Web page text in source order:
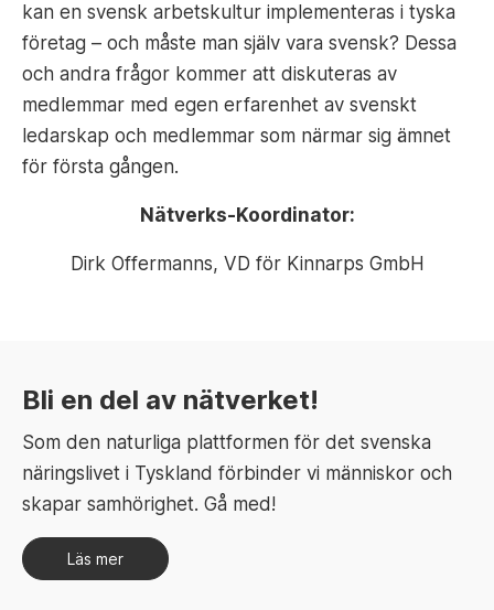
kan en svensk arbetskultur implementeras i tyska
företag – och måste man själv vara svensk? Dessa
och andra frågor kommer att diskuteras av
medlemmar med egen erfarenhet av svenskt
ledarskap och medlemmar som närmar sig ämnet
för första gången.
Nätverks-Koordinator:
Dirk Offermanns, VD för Kinnarps GmbH
Bli en del av nätverket!
Som den naturliga plattformen för det svenska
näringslivet i Tyskland förbinder vi människor och
skapar samhörighet. Gå med!
Läs mer